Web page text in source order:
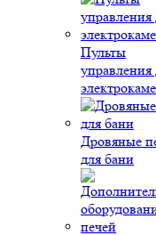
Пульты
управления
Дровяные
для бани